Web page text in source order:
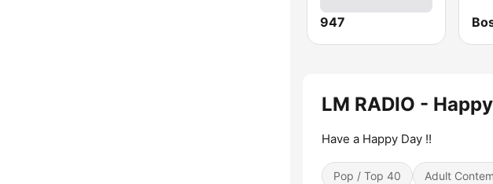
947
LM RADIO -
Have a Happy Day !!
Pop / Top 40 Adult